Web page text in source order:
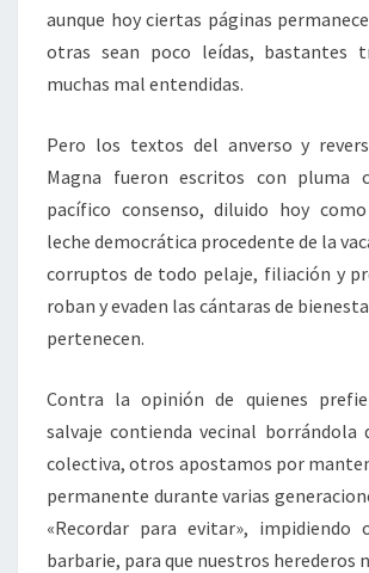
aunque hoy ciertas páginas
otras sean poco leídas, bastantes
muchas mal entendidas.
Pero los textos del anverso y
Magna fueron escritos con pluma
pacífico consenso, diluido hoy
leche democrática procedente de la
corruptos de todo pelaje, filiación y
roban y evaden las cántaras de
pertenecen.
Contra la opinión de quienes
salvaje contienda vecinal borrándola
colectiva, otros apostamos por
permanente durante varias
«Recordar para evitar», impidiendo
barbarie, para que nuestros herederos